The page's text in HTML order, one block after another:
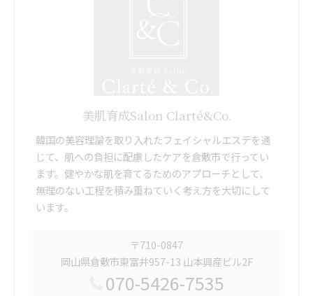
美肌育成Salon Clarté&Co.
韓国の美容理論を取り入れたフェイシャルエステを通
じて、肌への負担に配慮したケアを倉敷市で行ってい
ます。健やかな肌を育てるためのアプローチとして、
無理のない工程を積み重ねていく考え方を大切にして
います。
〒710-0847
岡山県倉敷市東富井957-13 山本興産ビル2F
070-5426-7535